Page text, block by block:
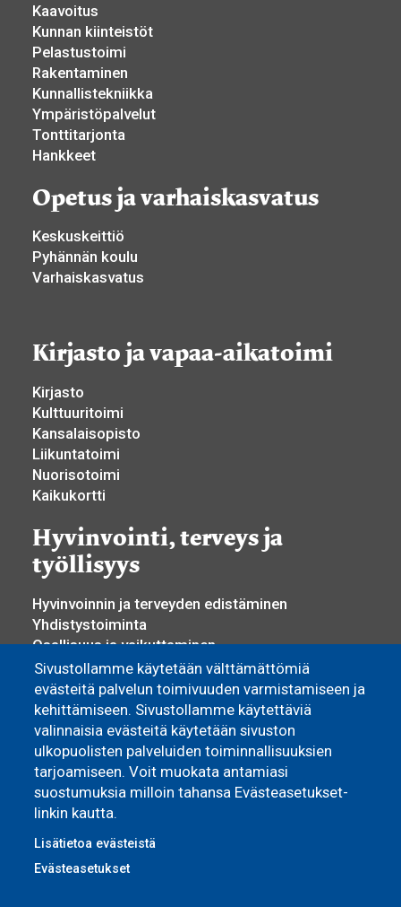
Sivustollamme käytetään välttämättömiä
evästeitä palvelun toimivuuden varmistamiseen ja
kehittämiseen. Sivustollamme käytettäviä
valinnaisia evästeitä käytetään sivuston
ulkopuolisten palveluiden toiminnallisuuksien
tarjoamiseen. Voit muokata antamiasi
suostumuksia milloin tahansa Evästeasetukset-
linkin kautta.
Lisätietoa evästeistä
Evästeasetukset
Kaavoitus
Kunnan kiinteistöt
Pelastustoimi
Rakentaminen
Kunnallistekniikka
Ympäristöpalvelut
Tonttitarjonta
Hankkeet
Opetus ja varhaiskasvatus
Keskuskeittiö
Pyhännän koulu
Varhaiskasvatus
Kirjasto ja vapaa-aikatoimi
Kirjasto
Kulttuuritoimi
Kansalaisopisto
Liikuntatoimi
Nuorisotoimi
Kaikukortti
Hyvinvointi, terveys ja
työllisyys
Hyvinvoinnin ja terveyden edistäminen
Yhdistystoiminta
Osallisuus ja vaikuttaminen
Sosiaali- ja terveyspalvelut
Työllisyyspalvelut
Yrittäjyys ja elinkeino
Asuminen
Pyhännän Monitoimitalo
Omakoti- ja vapaa-ajan asuminen